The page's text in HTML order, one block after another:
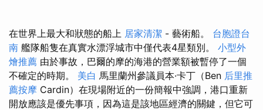
在世界上最大和狀態的船上 居家清潔 - 藝術船。 台胞證台
南 艦隊船隻在真實水漂浮城市中僅代表4星類別。 小型外
燴推薦 由於事故，巴爾的摩的海港的營業額被暫停了一個
不確定的時期。 美白 馬里蘭州參議員本·卡丁（Ben 后里推
薦按摩 Cardin）在現場附近的一份簡報中強調，港口重新
開放應該是優先事項，因為這是該地區經濟的關鍵，但它可